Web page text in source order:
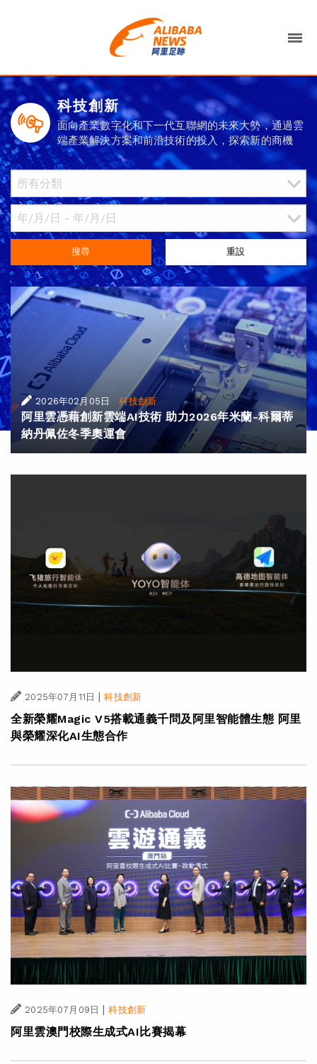
科技創新
面向產業數字化和下一代互聯網的未來大勢，通過雲
端產業解決方案和前沿技術的投入，探索新的商機
搜尋 重設
2026年02月05日 |科技創新
阿里雲憑藉創新雲端AI技術 助力2026年米蘭-科爾蒂
納丹佩佐冬季奧運會
2025年07月11日 | 科技創新
全新榮耀Magic V5搭載通義千問及阿里智能體生態 阿里
與榮耀深化AI生態合作
2025年07月09日 | 科技創新
阿里雲澳門校際生成式AI比賽揭幕